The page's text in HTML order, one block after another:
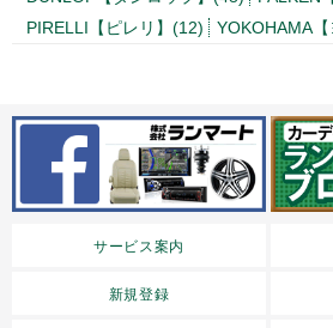
PIRELLI【ピレリ】(12)
YOKOHAMA
サービス案内
新規登録